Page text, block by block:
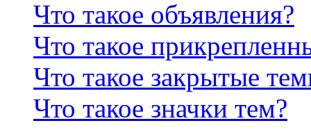
Что такое объявления?
Что такое
Что такое закрытые
Что такое значки тем?